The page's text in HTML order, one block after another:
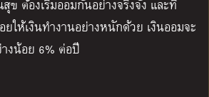
ข ต้องเริ่มออมกันอย่างจริงจัง และที่
ให้เงินทำงานอย่างหนักด้วย เงินออมจะ
งน้อย 6% ต่อปี